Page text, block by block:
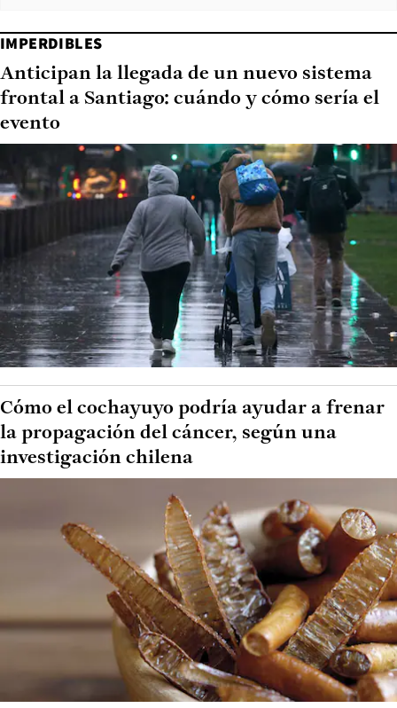
IMPERDIBLES
Anticipan la llegada de un nuevo sistema
frontal a Santiago: cuándo y cómo sería el
evento
Cómo el cochayuyo podría ayudar a frenar
la propagación del cáncer, según una
investigación chilena